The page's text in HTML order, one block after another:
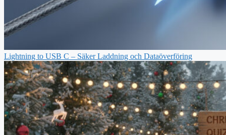
Lightning to USB C – Säker Laddning och Dataöverföring